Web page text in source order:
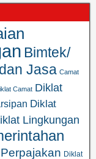
Bimtek/
Jasa Camat
Camat Diklat
Diklat
Lingkungan
Diklat